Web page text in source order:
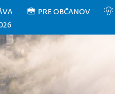
PRE OBČANOV